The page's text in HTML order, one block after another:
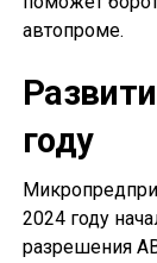
автопроме.
году
2024 году
разрешения